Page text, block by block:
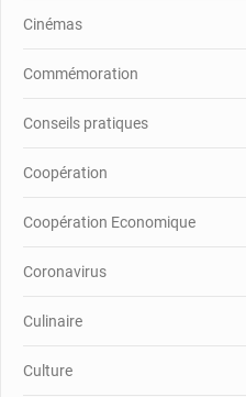
Cinémas
Commémoration
Conseils pratiques
Coopération
Coopération Economique
Coronavirus
Culinaire
Culture